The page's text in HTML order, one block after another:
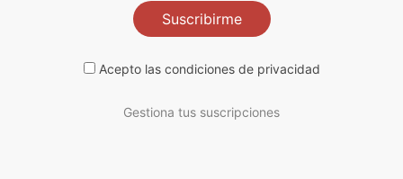
Suscribirme
Acepto las condiciones de privacidad
Gestiona tus suscripciones